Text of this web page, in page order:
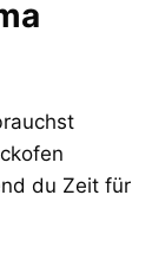
du Zeit für